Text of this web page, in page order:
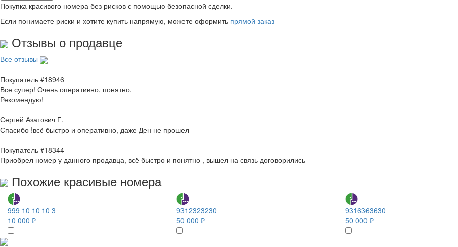
Покупка красивого номера без рисков с помощью безопасной сделки.
Если понимаете риски и хотите купить напрямую, можете оформить прямой заказ
Отзывы о продавце
Все отзывы
Покупатель #18946
Все супер! Очень оперативно, понятно.
Рекомендую!
Сергей Азатович Г.
Спасибо !всё быстро и оперативно, даже Ден не прошел
Покупатель #18344
Приобрел номер у данного продавца, всё быстро и понятно , вышел на связь договорились
Похожие красивые номера
999 10 10 10 3
10 000 ₽
9312323230
50 000 ₽
9316363630
50 000 ₽